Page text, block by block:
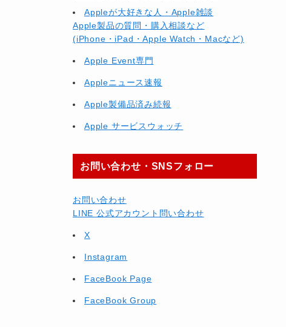
Appleが大好きな人・Apple雑談
Apple製品の質問・購入相談など
(iPhone・iPad・Apple Watch・Macなど)
Apple Event専門
Appleニュース速報
Apple製備品済み続報
Apple サービスウォッチ
お問い合わせ・SNSフォロー
お問い合わせ
LINE 公式アカウント問い合わせ
X
Instagram
FaceBook Page
FaceBook Group